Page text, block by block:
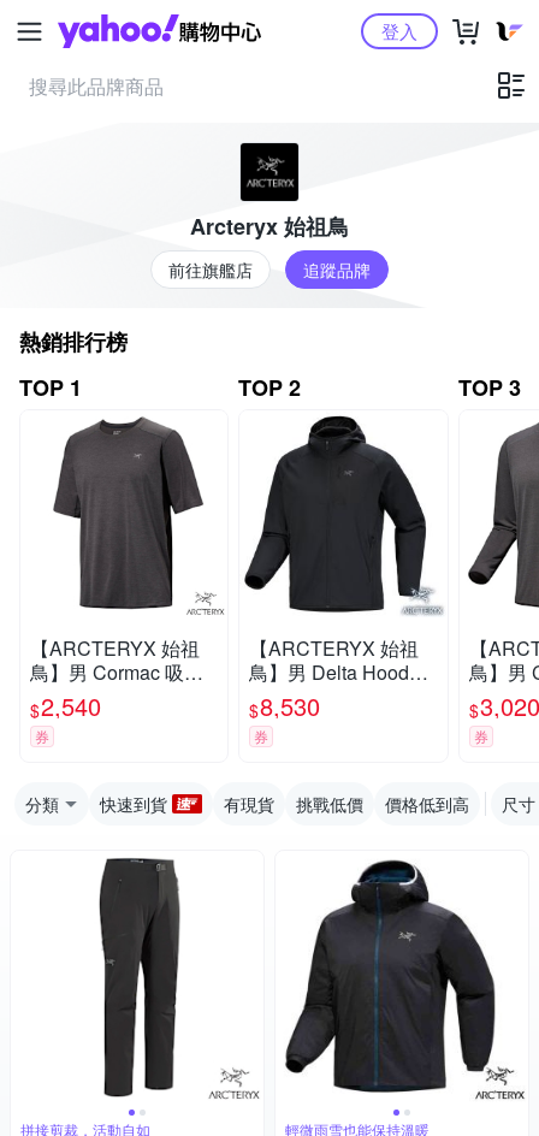
Yahoo購物中心登入
Arcteryx 始祖鳥
前往旗艦店 追蹤品牌
熱銷排行榜
TOP 1
【ARCTERYX 始祖
鳥】男 Cormac 吸濕
排汗透氣防曬短袖圓
領衫.套頭衫.休閒運動
T恤.上衣_X00000971
$2,540
券
TOP 2
【ARCTERYX 始祖
鳥】男 Delta Hoody
保暖連帽外套.休閒運
動夾克/ X000010551
黑
$8,530
券
TOP 3
【
鳥】男
排汗
領衫.套
$3,020
券
分類 快速到貨 有現貨 挑戰低價 價格低到高 尺寸
拼接剪裁，活動自如 輕微雨雪也能保持溫暖